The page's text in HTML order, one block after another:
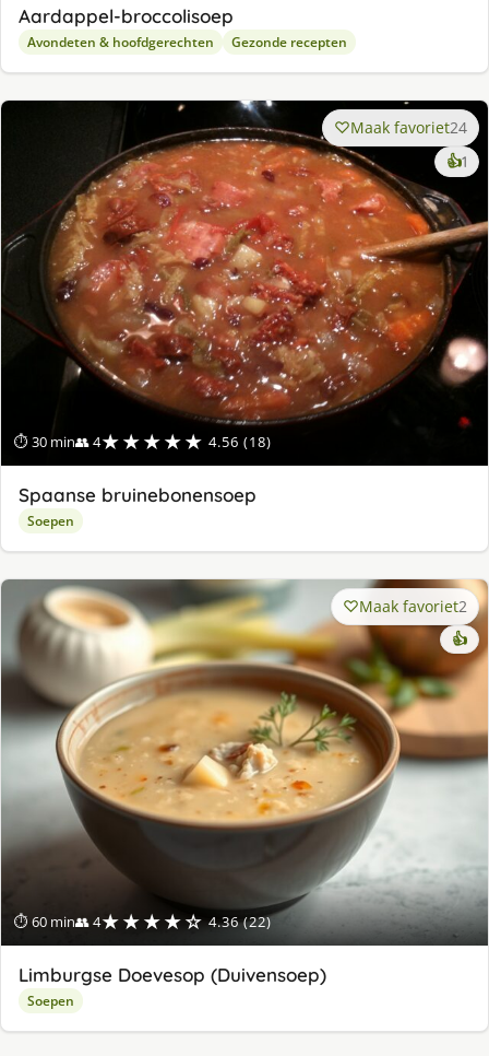
Aardappel-broccolisoep
Avondeten & hoofdgerechten Gezonde recepten
⏱ 30 min👥 4★★★★★ 4.56 (18)
Maak favoriet24
👍1
Spaanse bruinebonensoep
Soepen
⏱ 60 min👥 4★★★★☆ 4.36 (22)
Maak favoriet2
👍
Limburgse Doevesop (Duivensoep)
Soepen